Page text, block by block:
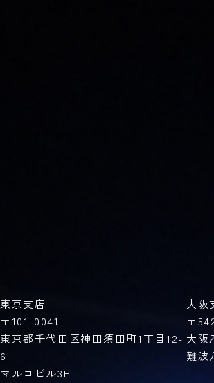
東京支店
〒101-0041
東京都千代田区神田須田町1丁目12-
6
マルコビル3F
大阪
〒
大阪
難波